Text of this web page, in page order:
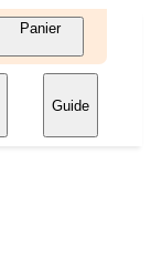
Panier
Guide